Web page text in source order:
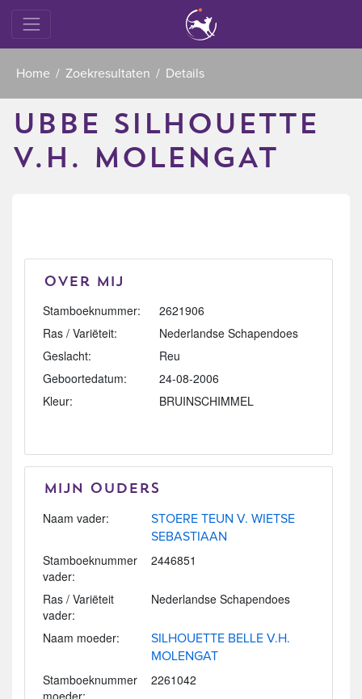
Home Zoekresultaten Details
UBBE SILHOUETTE
V.H. MOLENGAT
Over mij
Stamboeknummer:
2621906
Ras / Variëteit:
Nederlandse Schapendoes
Geslacht:
Reu
Geboortedatum:
24-08-2006
Kleur:
BRUINSCHIMMEL
Mijn Ouders
Naam vader:
STOERE TEUN V. WIETSE
SEBASTIAAN
Stamboeknummer
vader:
2446851
Ras / Variëteit
vader:
Nederlandse Schapendoes
Naam moeder:
SILHOUETTE BELLE V.H.
MOLENGAT
Stamboeknummer
moeder:
2261042